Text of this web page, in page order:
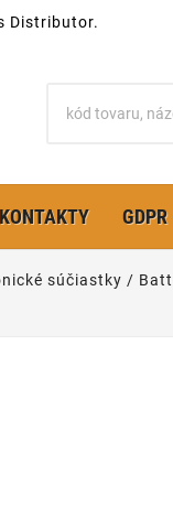
Distributor.
KONTAKTY
súčiastky /